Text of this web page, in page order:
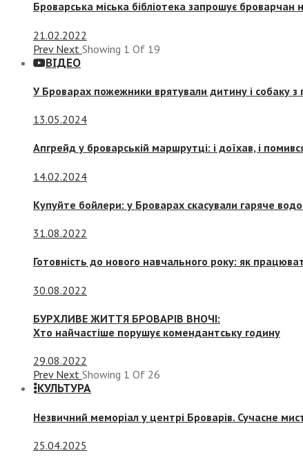
Броварська міська бібліотека запрошує
21.02.2022
Prev Next Showing 1 Of 19
ВІДЕО
У Броварах пожежники врятували дитину і собаку
13.05.2024
Апгрейд у броварській маршрутці: і доїхав, і
14.02.2024
Купуйте бойлери: у Броварах скасували гаряче
31.08.2022
Готовність до нового навчального року: як
30.08.2022
БУРХЛИВЕ ЖИТТЯ БРОВАРІВ ВНОЧІ:
Хто найчастіше порушує комендантську годину
29.08.2022
Prev Next Showing 1 Of 26
КУЛЬТУРА
Незвичний меморіал у центрі Броварів. Сучасне
25.04.2025